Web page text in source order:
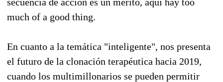
much of a good thing.
En cuanto a la temática "inteligente", nos presenta
el futuro de la clonación terapéutica hacia 2019,
cuando los multimillonarios se pueden permitir